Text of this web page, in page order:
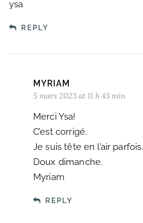
ysa
REPLY
MYRIAM
5 mars 2023 at 11 h 43 min
Merci Ysa!
C’est corrigé.
Je suis tête en l’air parfois.
Doux dimanche.
Myriam
REPLY